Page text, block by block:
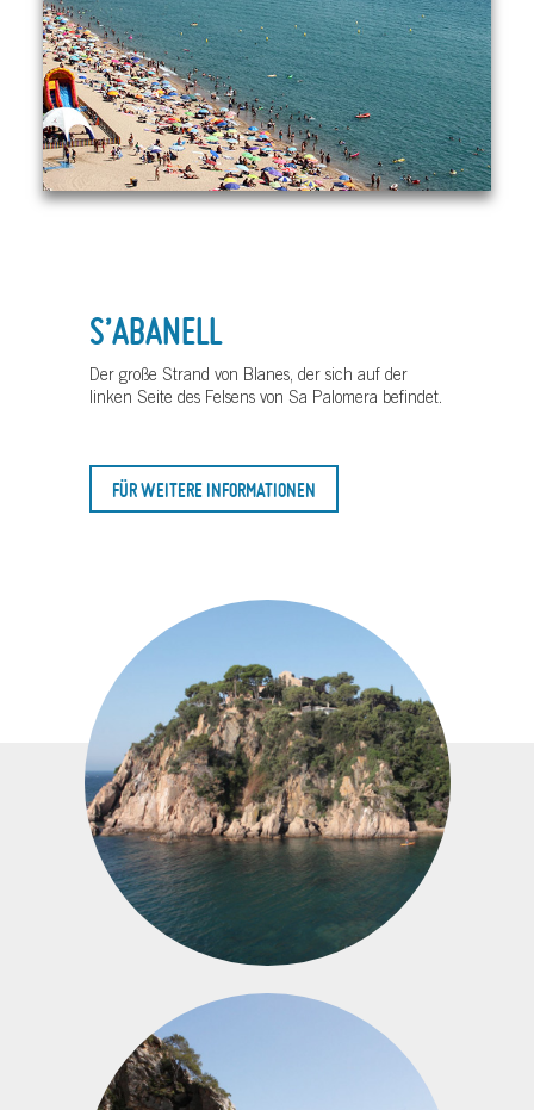
S’ABANELL
Der große Strand von Blanes, der sich auf der
linken Seite des Felsens von Sa Palomera befindet.
FÜR WEITERE INFORMATIONEN